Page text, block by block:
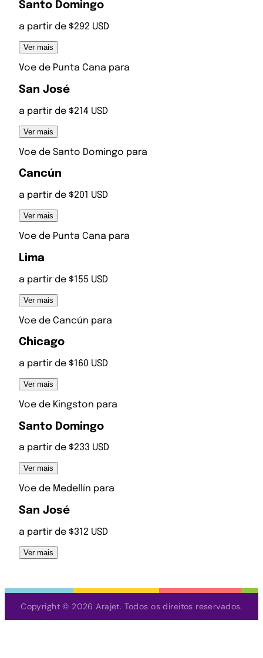
Santo Domingo
a partir de $292 USD
Ver mais
Voe de Punta Cana para
San José
a partir de $214 USD
Ver mais
Voe de Santo Domingo para
Cancún
a partir de $201 USD
Ver mais
Voe de Punta Cana para
Lima
a partir de $155 USD
Ver mais
Voe de Cancún para
Chicago
a partir de $160 USD
Ver mais
Voe de Kingston para
Santo Domingo
a partir de $233 USD
Ver mais
Voe de Medellín para
San José
a partir de $312 USD
Ver mais
Copyright © 2026 Arajet. Todos os direitos reservados.